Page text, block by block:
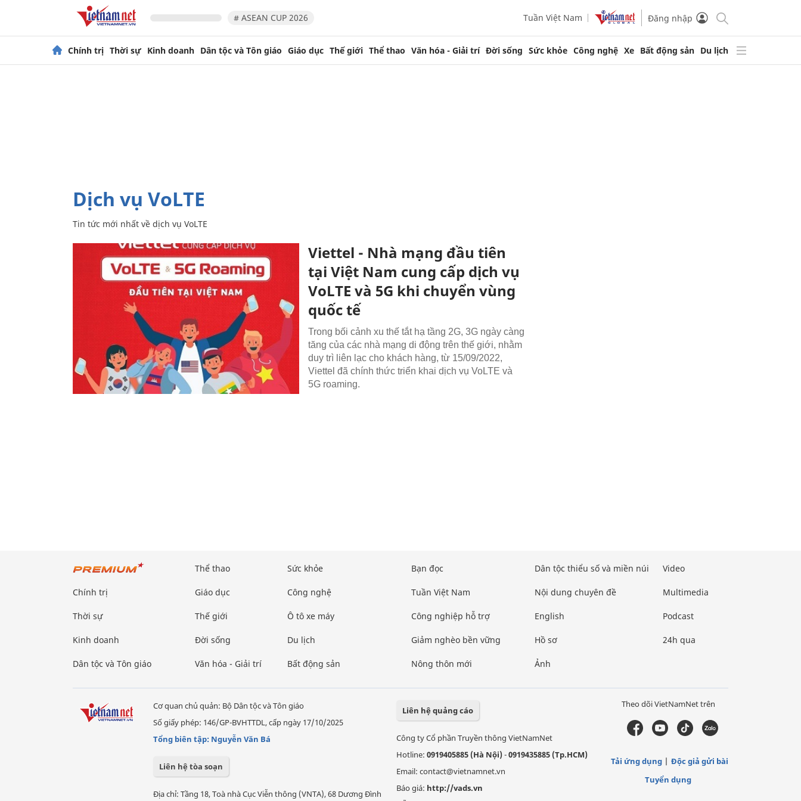
# ASEAN CUP 2026 Tuần Việt Nam Đăng nhập
Chính trị Thời sự Kinh doanh Dân tộc và Tôn giáo Giáo dục Thế giới Thể thao Văn hóa - Giải trí Đời sống Sức khỏe Công nghệ Xe Bất động sản Du lịch
dịch vụ VoLTE
Tin tức mới nhất về dịch vụ VoLTE
Viettel - Nhà mạng đầu tiên
tại Việt Nam cung cấp dịch vụ
VoLTE và 5G khi chuyển vùng
quốc tế
Trong bối cảnh xu thế tắt hạ tầng 2G, 3G ngày càng
tăng của các nhà mạng di động trên thế giới, nhằm
duy trì liên lạc cho khách hàng, từ 15/09/2022,
Viettel đã chính thức triển khai dịch vụ VoLTE và
5G roaming.
Chính trị
Thời sự
Kinh doanh
Dân tộc và Tôn giáo
Thể thao
Giáo dục
Thế giới
Đời sống
Văn hóa - Giải trí
Sức khỏe
Công nghệ
Ô tô xe máy
Du lịch
Bất động sản
Bạn đọc
Tuần Việt Nam
Công nghiệp hỗ trợ
Giảm nghèo bền vững
Nông thôn mới
Dân tộc thiểu số và miền núi
Nội dung chuyên đề
English
Hồ sơ
Ảnh
Video
Multimedia
Podcast
24h qua
Cơ quan chủ quản: Bộ Dân tộc và Tôn giáo
Số giấy phép: 146/GP-BVHTTDL, cấp ngày 17/10/2025
Tổng biên tập: Nguyễn Văn Bá
Liên hệ tòa soạn
Địa chỉ: Tầng 18, Toà nhà Cục Viễn thông (VNTA), 68 Dương Đình
Liên hệ quảng cáo
Công ty Cổ phần Truyền thông VietNamNet
Hotline: 0919405885 (Hà Nội)-0919435885 (Tp.HCM)
Email: contact@vietnamnet.vn
Báo giá: http://vads.vn
Theo dõi VietNamNet trên
Tải ứng dụng
Độc giả gửi bài
Tuyển dụng